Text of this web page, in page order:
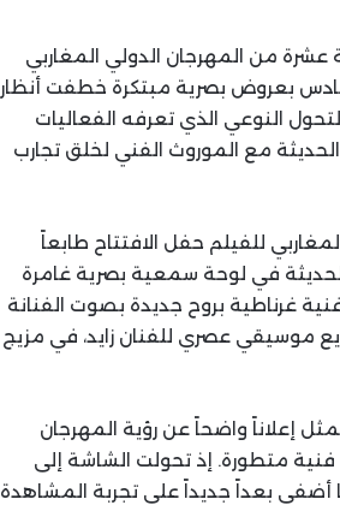
عشرة من المهرجان الدولي المغاربي
بعروض بصرية مبتكرة خطفت أنظار
النوعي الذي تعرفه الفعاليات
مع الموروث الفني لخلق تجارب
للفيلم حفل الافتتاح طابعاً
في لوحة سمعية بصرية غامرة
غرناطية بروح جديدة بصوت الفنانة
موسيقي عصري للفنان زايد، في مزيج
إعلاناً واضحاً عن رؤية المهرجان
متطورة. إذ تحولت الشاشة إلى
أضفى بعداً جديداً على تجربة المشاهدة